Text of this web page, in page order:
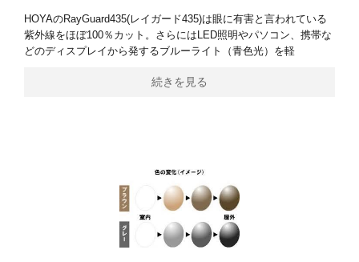
HOYAのRayGuard435(レイガード435)は眼に有害と言われている
紫外線をほぼ100％カット。さらにはLED照明やパソコン、携帯な
どのディスプレイから発するブルーライト（青色光）を軽
続きを見る